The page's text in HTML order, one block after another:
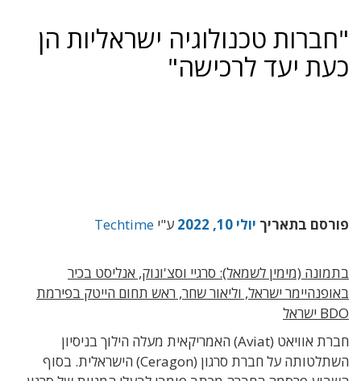
"חברות טכנולוגיה ישראליות הן
כעת יעד לרכישה"
פורסם בתאריך יולי 10, 2022 ע"י Techtime
בתמונה (מימין לשמאל): סרגיי וסצ'ונוק, אנליסט בכיר
באופנהיימר ישראל, וליאור שחר, ראש תחום הייטק בפירמת
BDO ישראל
חברת אוויאט (Aviat) האמריקאית מעלה הילוך בניסיון
השתלטותה על חברת סרגון (Ceragon) הישראלית. בסוף